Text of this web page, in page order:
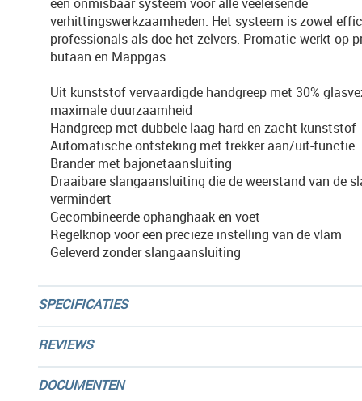
verhittingswerkzaamheden. Het systeem is zowel
professionals als doe-het-zelvers. Promatic werkt op
butaan en Mappgas.
Uit kunststof vervaardigde handgreep met 30%
maximale duurzaamheid
Handgreep met dubbele laag hard en zacht kunststof
Automatische ontsteking met trekker aan/uit-functie
Brander met bajonetaansluiting
Draaibare slangaansluiting die de weerstand van de
vermindert
Gecombineerde ophanghaak en voet
Regelknop voor een precieze instelling van de vlam
Geleverd zonder slangaansluiting
SPECIFICATIES
REVIEWS
DOCUMENTEN